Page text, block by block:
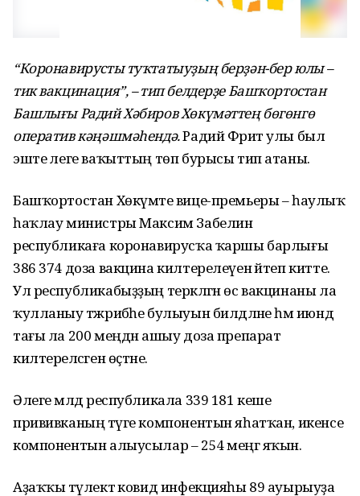
“Коронавирусты туҡтатыуҙың берҙән-бер юлы –
тик вакцинация”, – тип белдерҙе Башҡортостан
Башлығы Радий Хәбиров Хөкүмәттең бөгөнгө
оператив кәңәшмәһендә.Радий Фәрит улы был
эште әлеге ваҡыттың төп бурысы тип атаны.
Башҡортостан Хөкүмәте вице-премьеры – һаулыҡ
һаҡлау министры Максим Забелин
республикаға коронавирусҡа ҡаршы барлығы
386 374 доза вакцина килтерелеүен әйтеп китте.
Ул республикабыҙҙың теркәлгән өс вакцинаны ла
ҡулланыу тәжрибәһе булыуын билдәләне һәм июндә
тағы ла 200 меңдән ашыу доза препарат
килтереләсәген өҫтәне.
Әлеге мәлдә республикала 339 181 кеше
прививканың тәүге компонентын яһатҡан, икенсе
компонентын алыусылар – 254 меңгә яҡын.
Аҙаҡҡы тәүлектә ковид инфекцияһы 89 ауырыуҙа